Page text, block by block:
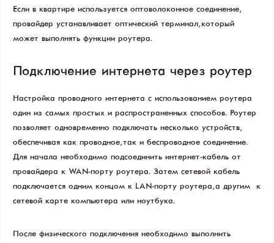
Если в квартире используется оптоволоконное соединение,
провайдер устанавливает оптический терминал, который
может выполнять функции роутера.
Подключение интернета через роутер
Настройка проводного интернета с использованием роутера –
один из самых простых и распространенных способов. Роутер
позволяет одновременно подключать несколько устройств,
обеспечивая как проводное, так и беспроводное соединение.
Для начала необходимо подсоединить интернет-кабель от
провайдера к WAN-порту роутера. Затем сетевой кабель
подключается одним концом к LAN-порту роутера, а другим – к
сетевой карте компьютера или ноутбука.
После физического подключения необходимо выполнить